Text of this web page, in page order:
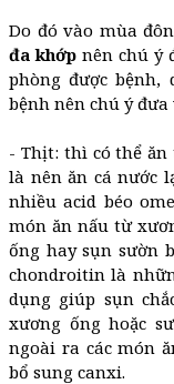
Do đó vào mùa
đa khớp nên chú ý
phòng được
bệnh nên chú ý
- Thịt: thì có thể
là nên ăn cá nước
nhiều acid béo
món ăn nấu từ
ống hay sụn sườn
chondroitin là
dụng giúp sụn
xương ống hoặc
ngoài ra các món
bổ sung canxi.